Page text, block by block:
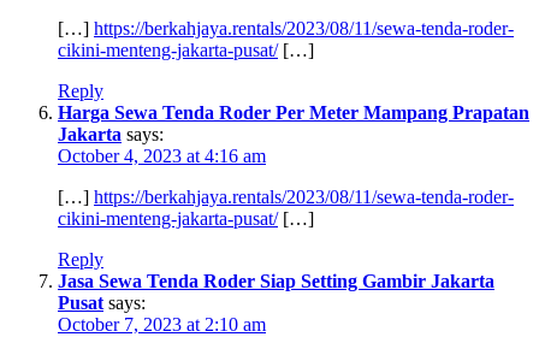
[…] https://berkahjaya.rentals/2023/08/11/sewa-tenda-roder-
cikini-menteng-jakarta-pusat/[…]
Reply
Harga Sewa Tenda Roder Per Meter Mampang Prapatan
Jakarta says:
October 4, 2023 at 4:16 am
[…] https://berkahjaya.rentals/2023/08/11/sewa-tenda-roder-
cikini-menteng-jakarta-pusat/[…]
Reply
Jasa Sewa Tenda Roder Siap Setting Gambir Jakarta
Pusat says:
October 7, 2023 at 2:10 am